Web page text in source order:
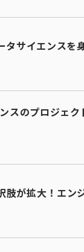
タサイエンスを
スのプロジェ
肢が拡大！エン